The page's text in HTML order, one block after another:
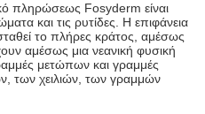
πληρώσεως Fosyderm είναι
και τις ρυτίδες. Η επιφάνεια
το πλήρες κράτος, αμέσως
αμέσως μια νεανική φυσική
μετώπων και γραμμές
των χειλιών, των γραμμών